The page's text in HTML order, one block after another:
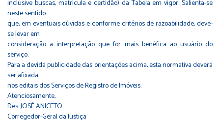
inclusive buscas, matrícula e certidão) da Tabela em vigor. Salienta-se
neste sentido
que, em eventuais dúvidas e conforme critérios de razoabilidade, deve-
se levar em
consideração a interpretação que for mais benéfica ao usuário do
serviço.
Para a devida publicidade das orientações acima, esta normativa deverá
ser afixada
nos editais dos Serviços de Registro de Imóveis.
Atenciosamente,
Des. JOSÉ ANICETO
Corregedor-Geral da Justiça